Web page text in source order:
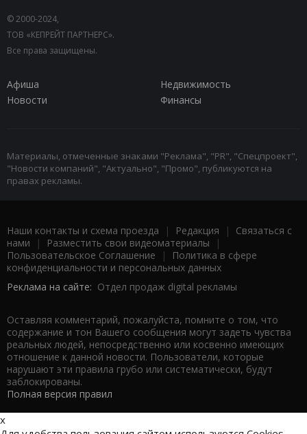
© 2000-2024,
ТОВ «КЕПРЕЙТ ПАРТНЕРС».
Все права защищены.
Афиша
Недвижимость
Новости
Финансы
Материалы, отмеченные знаками "Реклама", "PR", "Спецпроект",
"Новости компаний", "Актуально", "Промо", публикуются на
правах рекламы.
Наши контакты и схема проезда | Редакция | Связаться с
нами | Разместить свои видеоматериалы |
Пользовательское Соглашение |
Политика в сфере
конфиденциальности и персональных данных
Реклама на сайте: Отдел продаж digital рекламы
Оставляя комментарий, пожалуйста, помните о том, что
содержание и тон Вашего сообщения могут задеть чувства
реальных людей, непосредственно или косвенно имеющих
отношение к данной новости. Пользователи, которые
нарушают эти правила грубо или систематически, будут
заблокированы.
Полная версия правил
x